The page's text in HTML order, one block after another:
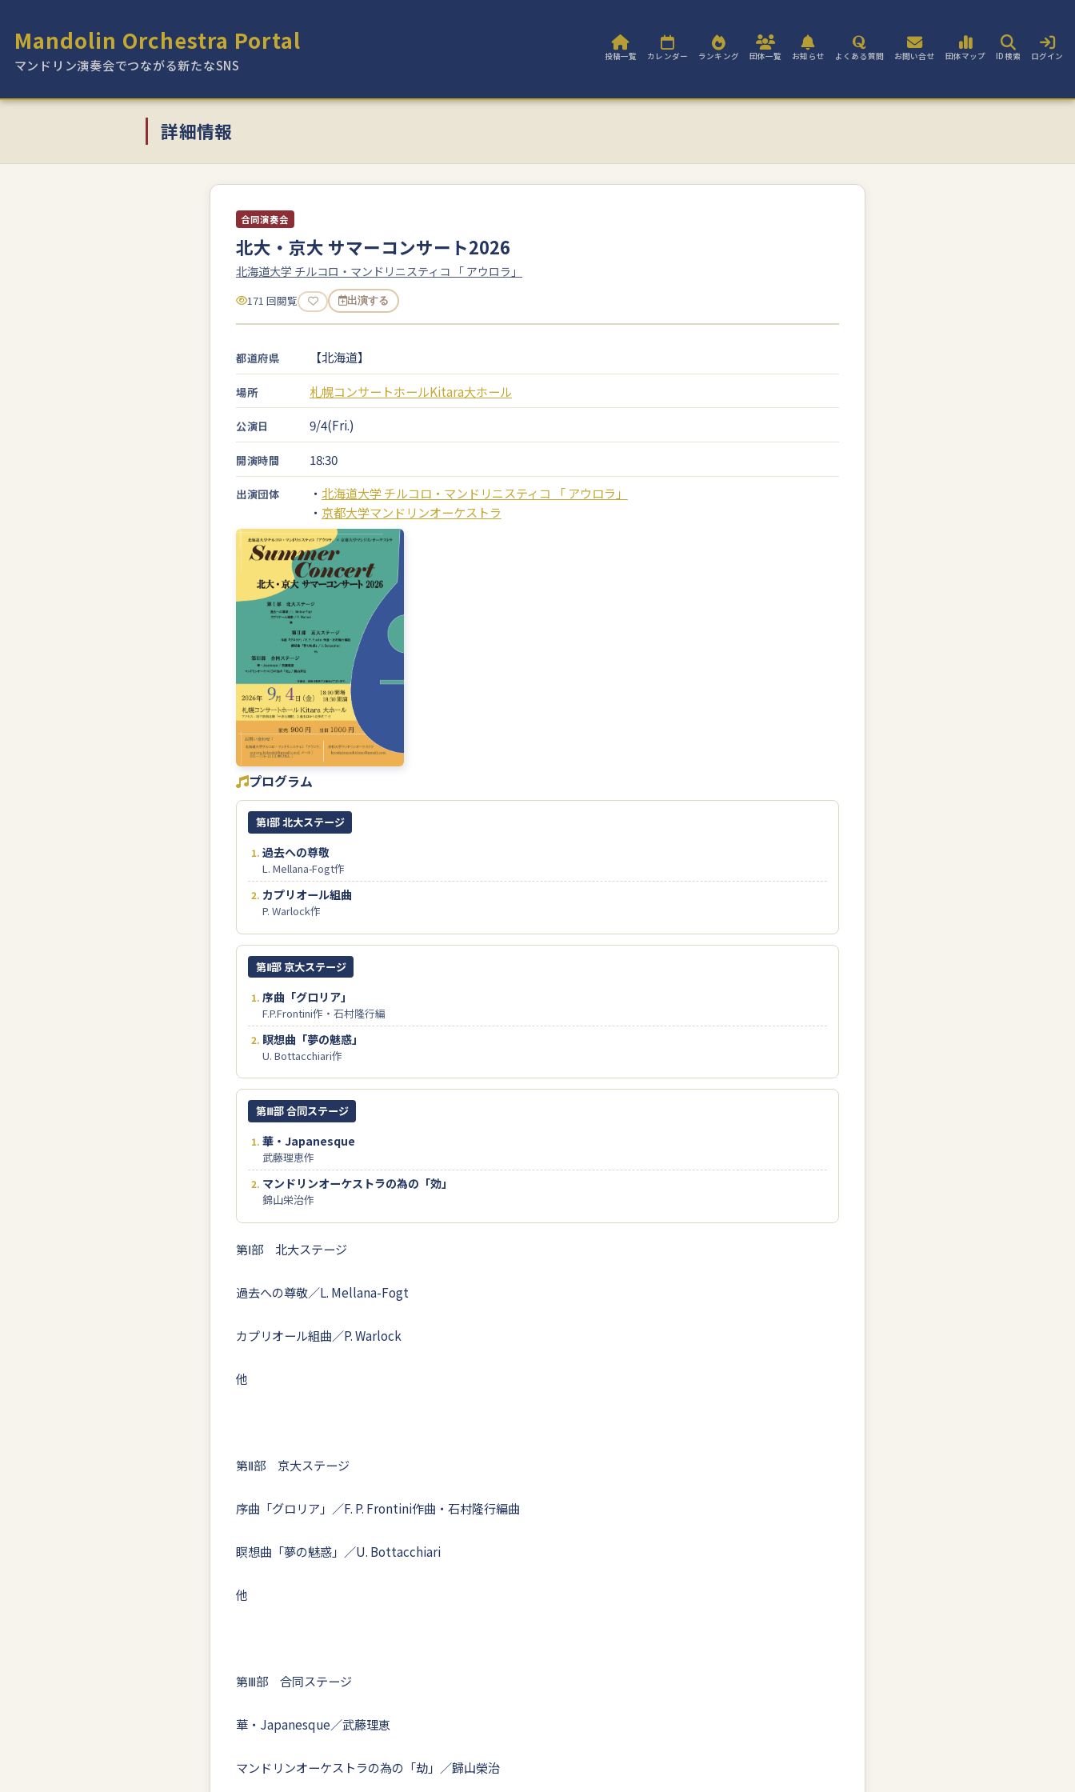
Mandolin Orchestra Portal
マンドリン演奏会でつながる新たなSNS
投稿一覧 カレンダー ランキング 団体一覧 お知らせ よくある質問 お問い合せ 団体マップ ID検索 ログイン
詳細情報
合同演奏会
北大・京大 サマーコンサート2026
北海道大学 チルコロ・マンドリニスティコ 「 アウロラ」
171 回閲覧 出演する
都道府県 【北海道】
場所 札幌コンサートホールKitara大ホール
公演日 9/4(Fri.)
開演時間 18:30
出演団体 ・ 北海道大学 チルコロ・マンドリニスティコ 「 アウロラ」
・ 京都大学マンドリンオーケストラ
プログラム
第Ⅰ部 北大ステージ
過去への尊敬
L. Mellana-Fogt作
カプリオール組曲
P. Warlock作
第Ⅱ部 京大ステージ
序曲「グロリア」
F.P.Frontini作・石村隆行編
瞑想曲「夢の魅惑」
U. Bottacchiari作
第Ⅲ部 合同ステージ
華・Japanesque
武藤理恵作
マンドリンオーケストラの為の「効」
錦山栄治作
第Ⅰ部 北大ステージ
過去への尊敬／L. Mellana-Fogt
カプリオール組曲／P. Warlock
他
第Ⅱ部 京大ステージ
序曲「グロリア」／F. P. Frontini作曲・石村隆行編曲
瞑想曲「夢の魅惑」／U. Bottacchiari
他
第Ⅲ部 合同ステージ
華・Japanesque／武藤理恵
マンドリンオーケストラの為の「劫」／歸山榮治